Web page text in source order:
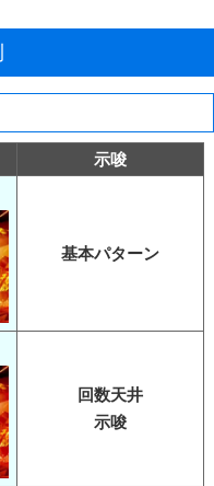
示唆
基本パターン
回数天井
示唆